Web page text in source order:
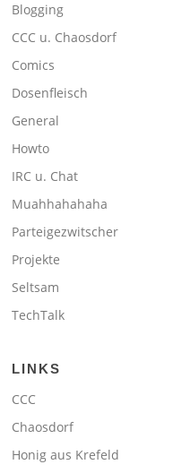
Blogging
CCC u. Chaosdorf
Comics
Dosenfleisch
General
Howto
IRC u. Chat
Muahhahahaha
Parteigezwitscher
Projekte
Seltsam
TechTalk
LINKS
CCC
Chaosdorf
Honig aus Krefeld